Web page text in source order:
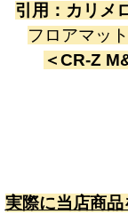
引用： カリメ
フロアマッ
＜CR-Z
実際に当店商